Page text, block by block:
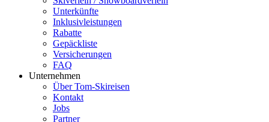
Unterkünfte
Inklusivleistungen
Rabatte
Gepäckliste
Versicherungen
FAQ
Unternehmen
Über Tom-Skireisen
Kontakt
Jobs
Partner